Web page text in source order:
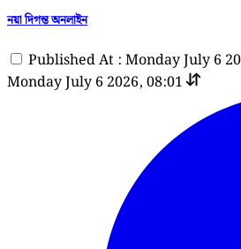
নয়া দিগন্ত অনলাইন
Published At : Monday July 6
Monday July 6 2026, 08:01